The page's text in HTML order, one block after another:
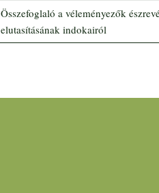
Összefoglaló a véleményezők
elutasításának indokairól